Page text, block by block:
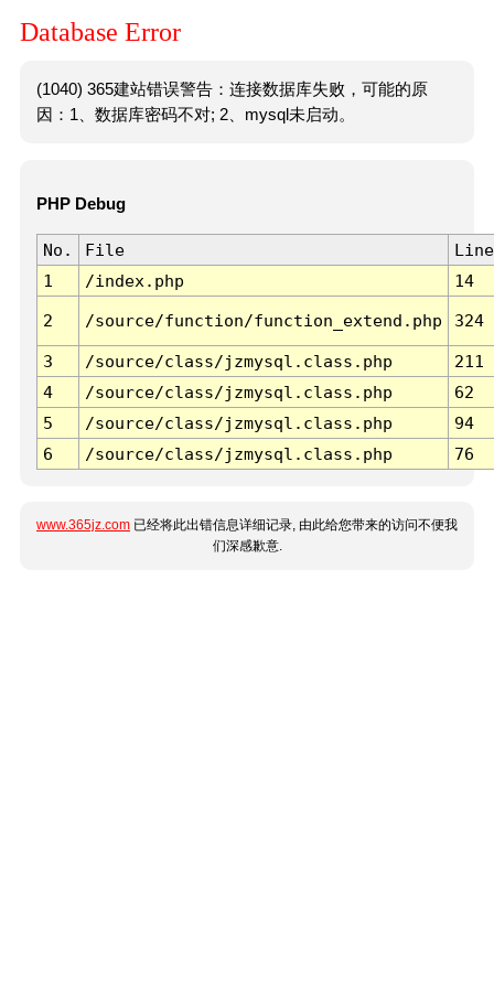
Database Error
(1040) 365建站错误警告：连接数据库失败，可能的原
因：1、数据库密码不对; 2、mysql未启动。
PHP Debug
No. File
Line
1
/index.php 14
2 /source/function/function_extend.php 324
3 /source/class/jzmysql.class.php
211
4
/source/class/jzmysql.class.php
62
5
/source/class/jzmysql.class.php
94
6
/source/class/jzmysql.class.php 76
www.365jz.com 已经将此出错信息详细记录, 由此给您带来的访问不便我
们深感歉意.